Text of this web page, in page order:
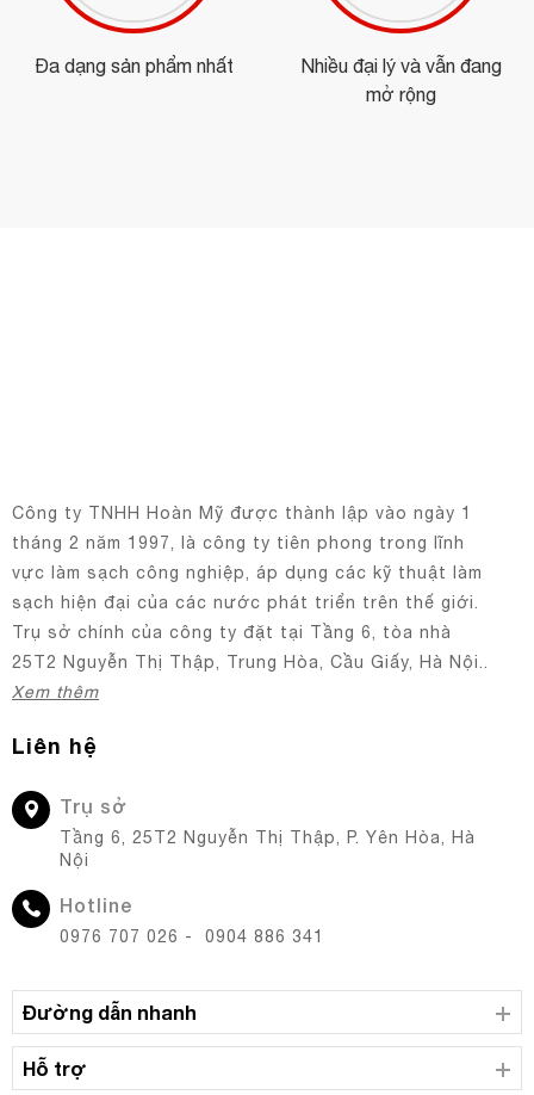
Đa dạng sản phẩm nhất
Nhiều đại lý và vẫn đang
mở rộng
Công ty TNHH Hoàn Mỹ được thành lập vào ngày 1
tháng 2 năm 1997, là công ty tiên phong trong lĩnh
vực làm sạch công nghiệp, áp dụng các kỹ thuật làm
sạch hiện đại của các nước phát triển trên thế giới.
Trụ sở chính của công ty đặt tại Tầng 6, tòa nhà
25T2 Nguyễn Thị Thập, Trung Hòa, Cầu Giấy, Hà Nội..
Xem thêm
Liên hệ
Trụ sở
Tầng 6, 25T2 Nguyễn Thị Thập, P. Yên Hòa, Hà
Nội
Hotline
0976 707 026 - 0904 886 341
Đường dẫn nhanh
Hỗ trợ